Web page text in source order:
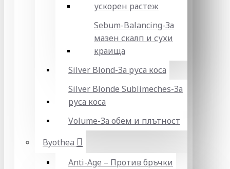
ускорен растеж
Sebum-Balancing-За
мазен скалп и сухи
краища
Silver Blond-За руса коса
Silver Blonde Sublіmeches-За
руса коса
Volume-За обем и плътност
Byothea
Anti-Age – Против бръчки